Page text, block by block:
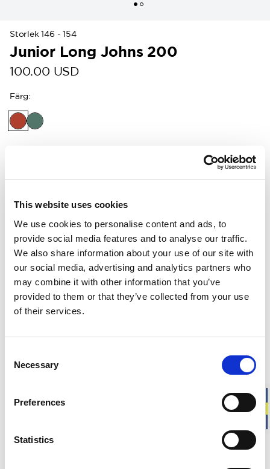
This website uses cookies
We use cookies to personalise content and ads, to
provide social media features and to analyse our traffic.
We also share information about your use of our site with
our social media, advertising and analytics partners who
may combine it with other information that you’ve
provided to them or that they’ve collected from your use
of their services.
Selection
Necessary
Preferences
Statistics
Storlek 146 - 154
Junior Long Johns 200
100.00 USD
Färg:
.
Ansvarsfull tillverkning i Sverige
Plagg för vardag, yrke och friluftsliv
Junior Long Johns 200 är mjuka långkalsonger i merinoull
som ger optimal värme närmast huden. De är rundstickade i
Ullfrotté Original 200 för att ge en stretchig och skön
passform utan skavande sidosömmar under aktivitet.
Ca vikt för ett plagg i storlek 158-164:
BESKRIVNING
DETALJER